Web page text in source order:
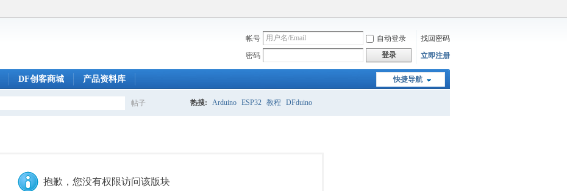
帐号 自动登录
找回密码
密码
登录 立即注册
快捷导航
DF创客商城 产品资料库
帖子 热搜: Arduino ESP32 教程 DFduino
抱歉，您没有权限访问该版块